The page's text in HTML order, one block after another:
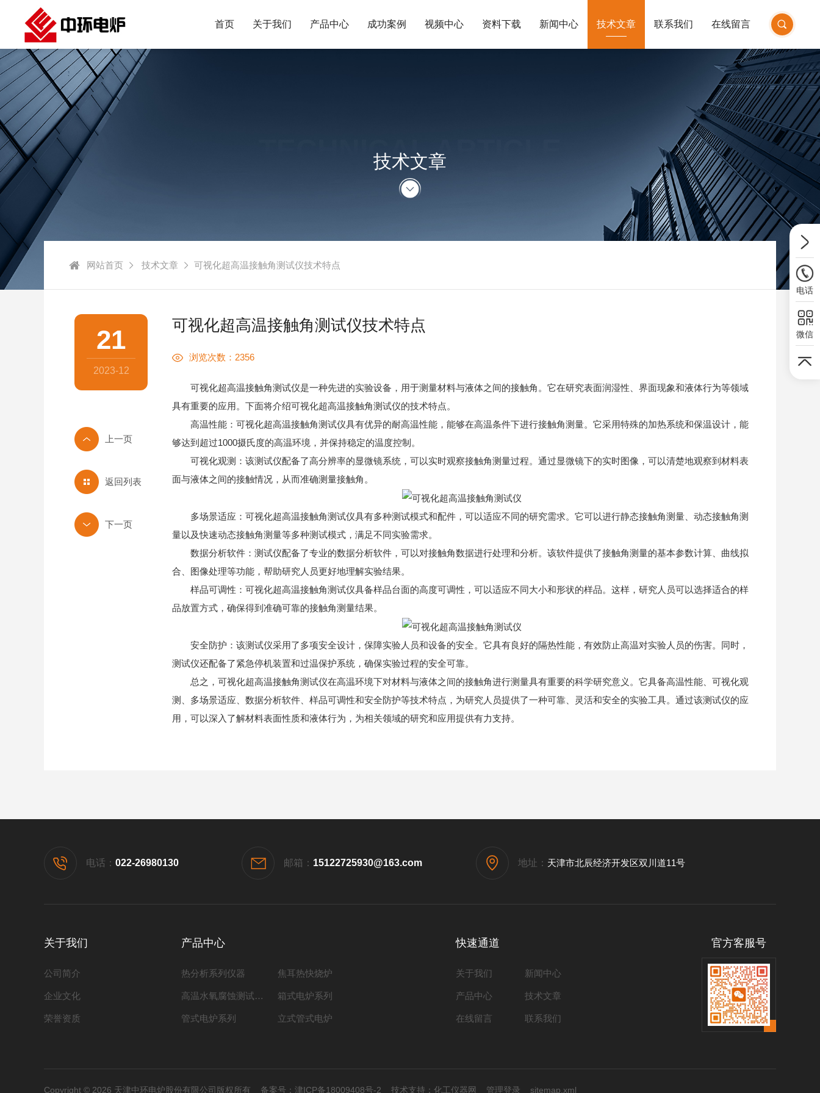
首页 关于我们 产品中心 成功案例 视频中心 资料下载 新闻中心 技术文章 联系我们 在线留言
TECHNICAL ARTICLE
技术文章
网站首页 技术文章 可视化超高温接触角测试仪技术特点
可视化超高温接触角测试仪技术特点
浏览次数：2356
可视化超高温接触角测试仪是一种先进的实验设备，用于测量材料与液体之间的接触角。它在研究表面润湿性、界面现象和液体行为等领域
具有重要的应用。下面将介绍可视化超高温接触角测试仪的技术特点。
高温性能：可视化超高温接触角测试仪具有优异的耐高温性能，能够在高温条件下进行接触角测量。它采用特殊的加热系统和保温设计，能
够达到超过1000摄氏度的高温环境，并保持稳定的温度控制。
可视化观测：该测试仪配备了高分辨率的显微镜系统，可以实时观察接触角测量过程。通过显微镜下的实时图像，可以清楚地观察到材料表
面与液体之间的接触情况，从而准确测量接触角。
多场景适应：可视化超高温接触角测试仪具有多种测试模式和配件，可以适应不同的研究需求。它可以进行静态接触角测量、动态接触角测
量以及快速动态接触角测量等多种测试模式，满足不同实验需求。
数据分析软件：测试仪配备了专业的数据分析软件，可以对接触角数据进行处理和分析。该软件提供了接触角测量的基本参数计算、曲线拟
合、图像处理等功能，帮助研究人员更好地理解实验结果。
样品可调性：可视化超高温接触角测试仪具备样品台面的高度可调性，可以适应不同大小和形状的样品。这样，研究人员可以选择适合的样
品放置方式，确保得到准确可靠的接触角测量结果。
安全防护：该测试仪采用了多项安全设计，保障实验人员和设备的安全。它具有良好的隔热性能，有效防止高温对实验人员的伤害。同时，
测试仪还配备了紧急停机装置和过温保护系统，确保实验过程的安全可靠。
总之，可视化超高温接触角测试仪在高温环境下对材料与液体之间的接触角进行测量具有重要的科学研究意义。它具备高温性能、可视化观
测、多场景适应、数据分析软件、样品可调性和安全防护等技术特点，为研究人员提供了一种可靠、灵活和安全的实验工具。通过该测试仪的应
用，可以深入了解材料表面性质和液体行为，为相关领域的研究和应用提供有力支持。
21
2023-12
返回列表
电话： 022-26980130 邮箱： 15122725930@163.com 地址： 天津市北辰经济开发区双川道11号
关于我们
公司简介
企业文化
荣誉资质
产品中心
热分析系列仪器 焦耳热快烧炉
高温水氧腐蚀测试系列 箱式电炉系列
管式电炉系列 立式管式电炉
快速通道
关于我们 新闻中心
产品中心 技术文章
在线留言 联系我们
官方客服号
Copyright © 2026 天津中环电炉股份有限公司版权所有 备案号： 津ICP备18009408号-2 技术支持： 化工仪器网 管理登录 sitemap.xml
电话
微信